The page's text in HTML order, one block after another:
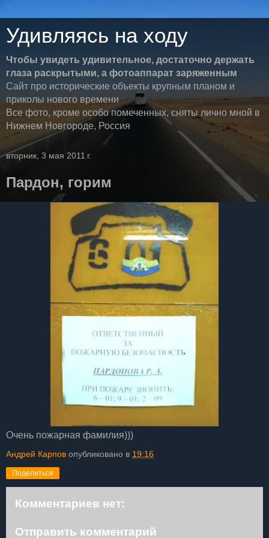
Удивляясь на ходу
Чтобы увидеть удивительное, достаточно держать
глаза раскрытыми, а фотоаппарат заряженным
Сайт про исторические объекты крупным планом и
приколы нового времени
Все фото, кроме особо помеченных, сняты лично мной в
Нижнем Новгороде, Россия
вторник, 3 мая 2011 г.
Пардон, горим
Очень пожарная фамилия)))
Андрей Карпов опубликовано в 19:16
Поделиться
Комментариев нет:
Отправить комментарий